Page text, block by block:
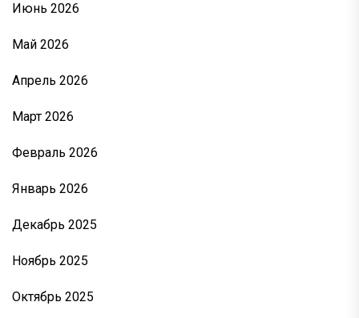
Июнь 2026
Май 2026
Апрель 2026
Март 2026
Февраль 2026
Январь 2026
Декабрь 2025
Ноябрь 2025
Октябрь 2025